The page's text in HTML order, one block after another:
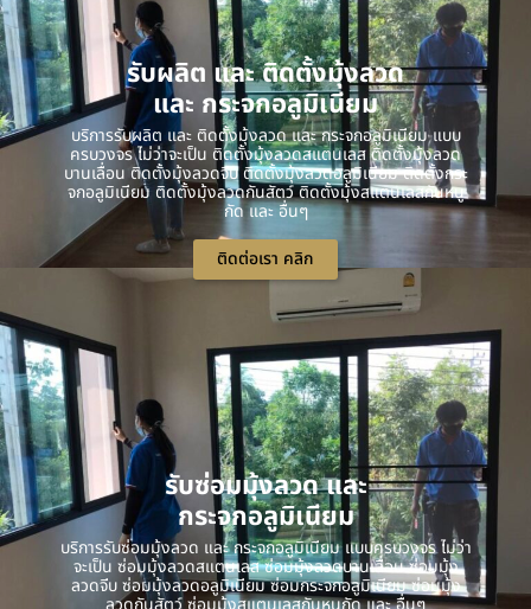
รับผลิต และ ติดตั้งมุ้งลวด
และ กระจกอลูมิเนียม
บริการรับผลิต และ ติดตั้งมุ้งลวด และ กระจกอลูมิเนียม แบบ
ครบวงจร ไม่ว่าจะเป็น ติดตั้งมุ้งลวดสแตนเลส ติดตั้งมุ้งลวด
บานเลื่อน ติดตั้งมุ้งลวดจีบ ติดตั้งมุ้งลวดอลูมิเนียม ติดตั้งกระ
จกอลูมิเนียม ติดตั้งมุ้งลวดกันสัตว์ ติดตั้งมุ้งสแตนเลสกันหนู
กัด และ อื่นๆ
ติดต่อเรา คลิก
รับซ่อมมุ้งลวด และ
กระจกอลูมิเนียม
บริการรับซ่อมมุ้งลวด และ กระจกอลูมิเนียม แบบครบวงจร ไม่ว่า
จะเป็น ซ่อมมุ้งลวดสแตนเลส ซ่อมมุ้งลวดบานเลื่อน ซ่อมมุ้ง
ลวดจีบ ซ่อมมุ้งลวดอลูมิเนียม ซ่อมกระจกอลูมิเนียม ซ่อมมุ้ง